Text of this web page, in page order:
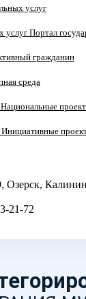
услуг
Портал
гражданин
среда
Национальные
Инициативные
Озерск,
21-72